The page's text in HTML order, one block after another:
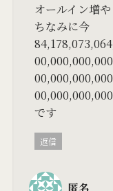
オールイン増
ちなみに今
です
返信
匿名